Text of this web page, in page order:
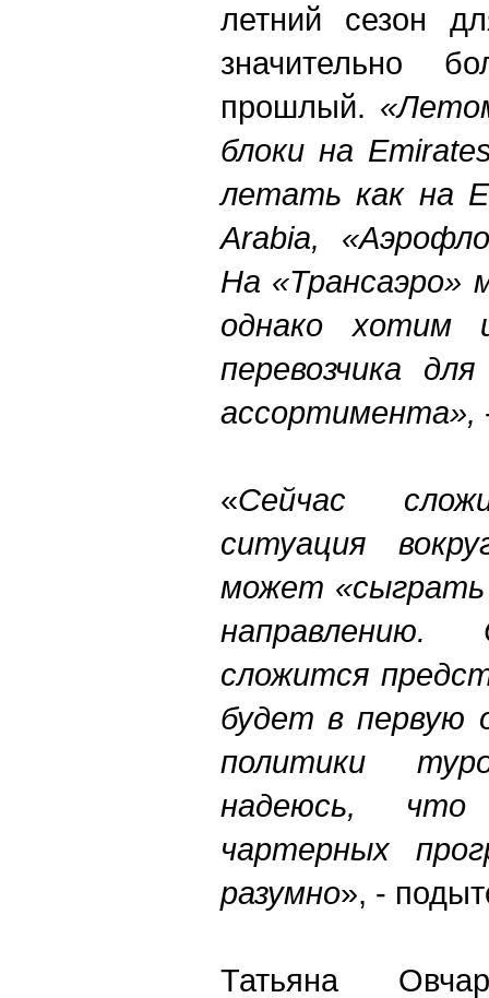
летний сезон
значительно
прошлый.
блоки на
летать как на
Arabia,
На «Трансаэро»
однако хотим
перевозчика
ассортимента»,
«Сейчас
ситуация
может «сыграть
сложится
будет в первую
политики
надеюсь,
чартерных
разумно», -
Татьяна